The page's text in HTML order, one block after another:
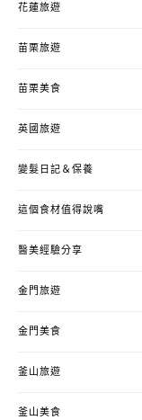
花蓮旅遊
苗栗旅遊
苗栗美食
英國旅遊
變髮日記＆保養
這個食材值得說嘴
醫美經驗分享
金門旅遊
金門美食
釜山旅遊
釜山美食